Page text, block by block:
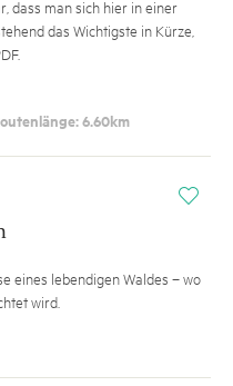
dass man sich hier in einer
das Wichtigste in Kürze,
6.60km
i
eines lebendigen Waldes – wo
wird.